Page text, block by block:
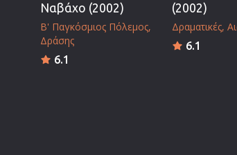
Ναβάχο (2002)
Β' Παγκόσμιος Πόλεμος
Δράσης
6.1
(2002)
Δραματικές
6.1